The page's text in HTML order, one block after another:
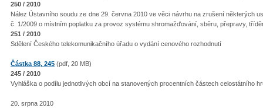
250 / 2010
Nález Ústavního soudu ze dne 29. června 2010 ve věci návrhu na zrušení některých
č. 1/2009 o místním poplatku za provoz systému shromažďování, sběru, přepravy,
251 / 2010
Sdělení Českého telekomunikačního úřadu o vydání cenového rozhodnutí
Částka 88, 245 (pdf, 20 MB)
245 / 2010
Vyhláška o podílu jednotlivých obcí na stanovených procentních částech celostátního
20. srpna 2010